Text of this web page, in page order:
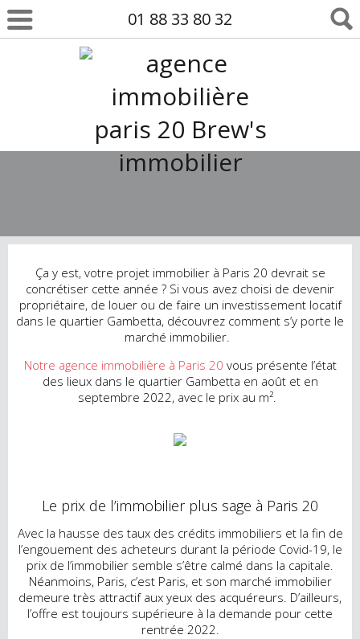
01 88 33 80 32
Ça y est, votre projet immobilier à Paris 20 devrait se
concrétiser cette année ? Si vous avez choisi de devenir
propriétaire, de louer ou de faire un investissement locatif
dans le quartier Gambetta, découvrez comment s’y porte le
marché immobilier.
Notre agence immobilière à Paris 20 vous présente l’état
des lieux dans le quartier Gambetta en août et en
septembre 2022, avec le prix au m².
Le prix de l’immobilier plus sage à Paris 20
Avec la hausse des taux des crédits immobiliers et la fin de
l’engouement des acheteurs durant la période Covid-19, le
prix de l’immobilier semble s’être calmé dans la capitale.
Néanmoins, Paris, c’est Paris, et son marché immobilier
demeure très attractif aux yeux des acquéreurs. D’ailleurs,
l’offre est toujours supérieure à la demande pour cette
rentrée 2022.